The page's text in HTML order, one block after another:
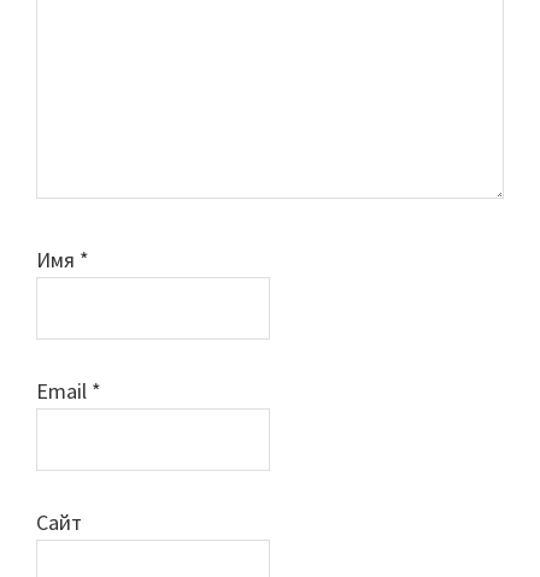
Имя *
Email *
Сайт